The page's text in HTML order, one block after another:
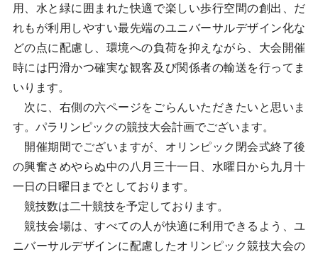
用、水と緑に囲まれた快適で楽しい歩行空間の創出、だ
れもが利用しやすい最先端のユニバーサルデザイン化な
どの点に配慮し、環境への負荷を抑えながら、大会開催
時には円滑かつ確実な観客及び関係者の輸送を行ってま
いります。
次に、右側の六ページをごらんいただきたいと思いま
す。パラリンピックの競技大会計画でございます。
開催期間でございますが、オリンピック閉会式終了後
の興奮さめやらぬ中の八月三十一日、水曜日から九月十
一日の日曜日までとしております。
競技数は二十競技を予定しております。
競技会場は、すべての人が快適に利用できるよう、ユ
ニバーサルデザインに配慮したオリンピック競技大会の